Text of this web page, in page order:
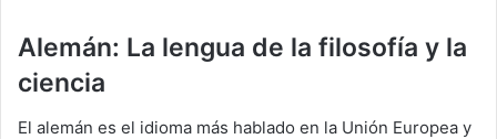
Alemán: La lengua de la filosofía y la
ciencia
El alemán es el idioma más hablado en la Unión Europea y